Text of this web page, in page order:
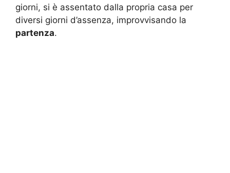
giorni, si è assentato dalla propria casa per
diversi giorni d’assenza, improvvisando la
partenza.